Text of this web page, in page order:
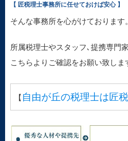
【 匠税理士事務所に任せておけば安心 】
そんな事務所を心がけております。
所属税理士やスタッフ､提携専門
こちらよりご確認をお願い致しま
【 自由が丘の税理士は匠